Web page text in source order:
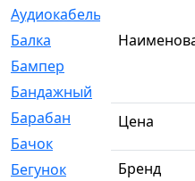
Аудиокабель
Балка
[58]
Бампер
Бандажный
Барабан
Бачок
Бегунок
Цена
Бренд